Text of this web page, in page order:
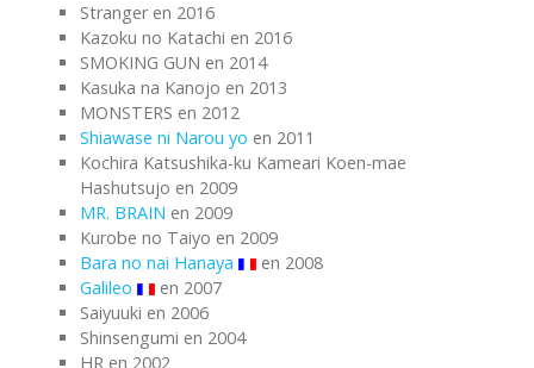
Stranger en 2016
Kazoku no Katachi en 2016
SMOKING GUN en 2014
Kasuka na Kanojo en 2013
MONSTERS en 2012
Shiawase ni Narou yo en 2011
Kochira Katsushika-ku Kameari Koen-mae
Hashutsujo en 2009
MR. BRAIN en 2009
Kurobe no Taiyo en 2009
Bara no nai Hanaya
en 2008
Galileo
en 2007
Saiyuuki en 2006
Shinsengumi en 2004
HR en 2002